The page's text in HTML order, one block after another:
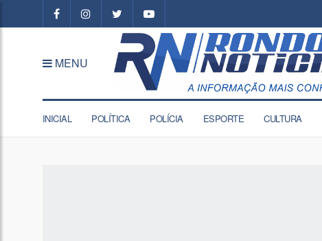
MENU
INICIAL POLÍTICA POLÍCIA ESPORTE CULTURA